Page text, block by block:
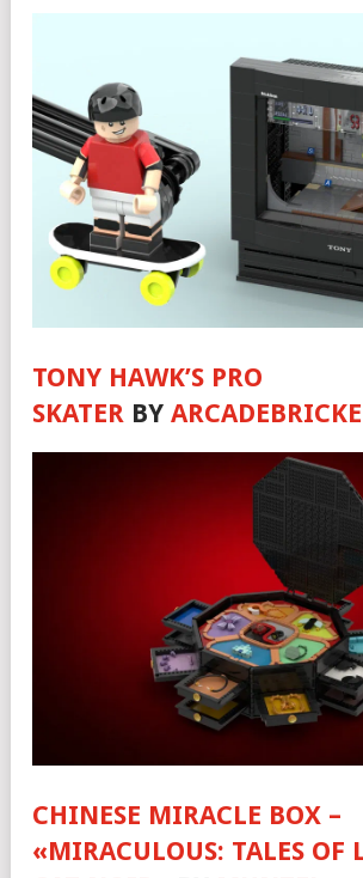
TONY HAWK’S PRO
SKATER BY
CHINESE MIRACLE BOX –
«MIRACULOUS: TALES OF